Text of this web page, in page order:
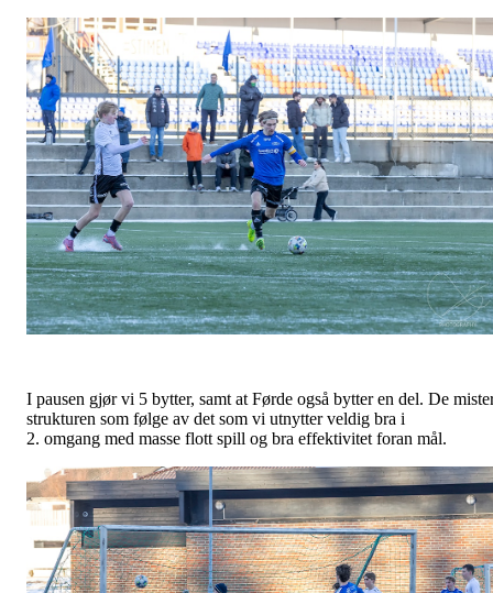
I pausen gjør vi 5 bytter, samt at Førde også bytter en del. De
strukturen som følge av det som vi utnytter veldig bra i
2. omgang med masse flott spill og bra effektivitet foran mål.